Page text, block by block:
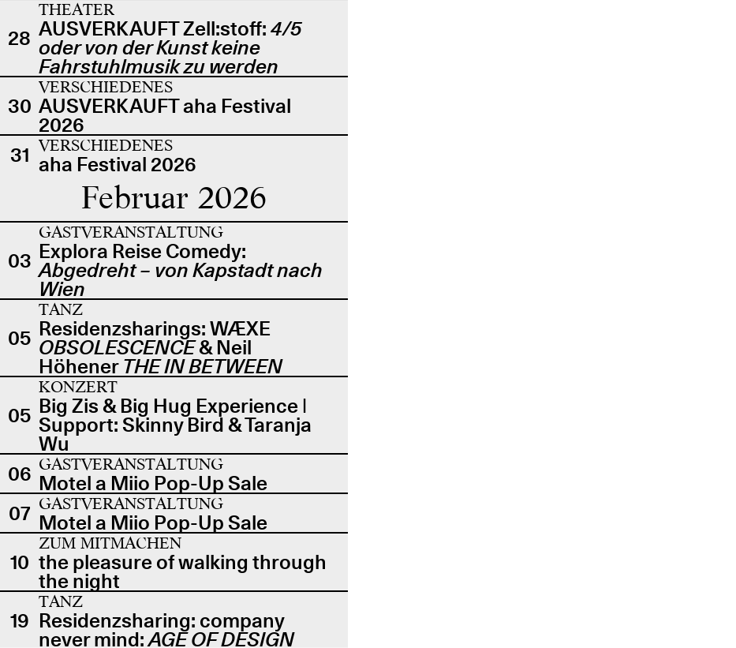
28
THEATER
AUSVERKAUFT Zell:stoff: 4/5
oder von der Kunst keine
Fahrstuhlmusik zu werden
30
VERSCHIEDENES
AUSVERKAUFT aha Festival
2026
31 VERSCHIEDENES
aha Festival 2026
Februar 2026
03
GASTVERANSTALTUNG
Explora Reise Comedy:
Abgedreht – von Kapstadt nach
Wien
05
TANZ
Residenzsharings: WÆXE
OBSOLESCENCE& Neil
Höhener THE IN BETWEEN
05
KONZERT
Big Zis & Big Hug Experience |
Support: Skinny Bird & Taranja
Wu
06 GASTVERANSTALTUNG
Motel a Miio Pop-Up Sale
07 GASTVERANSTALTUNG
Motel a Miio Pop-Up Sale
10
ZUM MITMACHEN
the pleasure of walking through
the night
19
TANZ
Residenzsharing: company
never mind:AGE OF DESIGN